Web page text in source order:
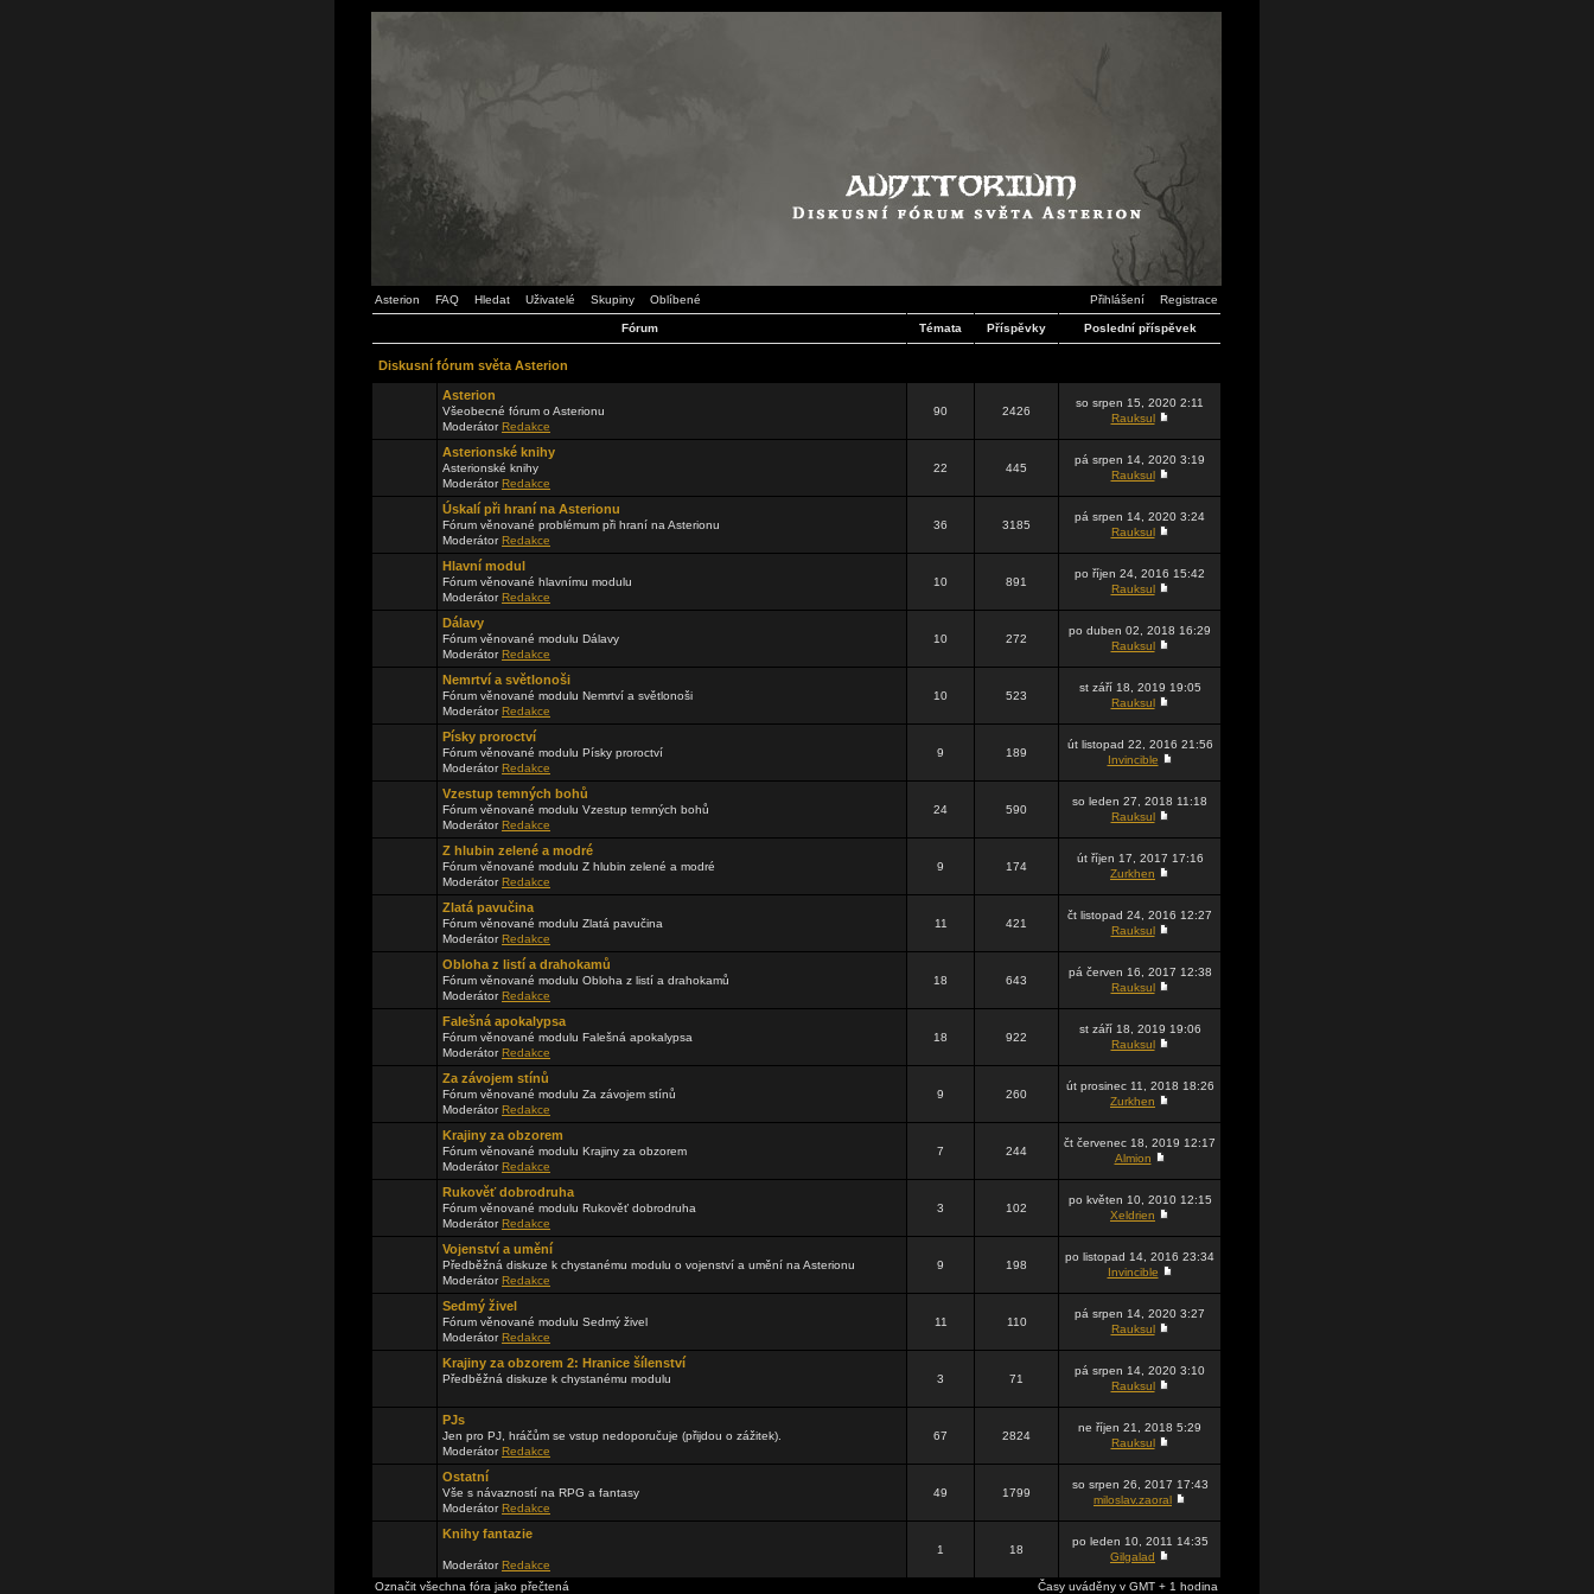
Asterion FAQ Hledat Uživatelé Skupiny Oblíbené Přihlášení Registrace
Fórum Témata Příspěvky Poslední příspěvek
Diskusní fórum světa Asterion
Asterion
Všeobecné fórum o Asterionu
ModerátorRedakce
90 2426
so srpen 15, 2020 2:11
Rauksul
Asterionské knihy
Asterionské knihy
ModerátorRedakce
22 445
pá srpen 14, 2020 3:19
Rauksul
Úskalí při hraní na Asterionu
Fórum věnované problémum při hraní na Asterionu
ModerátorRedakce
36 3185
pá srpen 14, 2020 3:24
Rauksul
Hlavní modul
Fórum věnované hlavnímu modulu
ModerátorRedakce
10 891
po říjen 24, 2016 15:42
Rauksul
Dálavy
Fórum věnované modulu Dálavy
ModerátorRedakce
10 272
po duben 02, 2018 16:29
Rauksul
Nemrtví a světlonoši
Fórum věnované modulu Nemrtví a světlonoši
ModerátorRedakce
10 523
st září 18, 2019 19:05
Rauksul
Písky proroctví
Fórum věnované modulu Písky proroctví
ModerátorRedakce
9 189
út listopad 22, 2016 21:56
Invincible
Vzestup temných bohů
Fórum věnované modulu Vzestup temných bohů
ModerátorRedakce
24 590
so leden 27, 2018 11:18
Rauksul
Z hlubin zelené a modré
Fórum věnované modulu Z hlubin zelené a modré
ModerátorRedakce
9 174
út říjen 17, 2017 17:16
Zurkhen
Zlatá pavučina
Fórum věnované modulu Zlatá pavučina
ModerátorRedakce
11 421
čt listopad 24, 2016 12:27
Rauksul
Obloha z listí a drahokamů
Fórum věnované modulu Obloha z listí a drahokamů
ModerátorRedakce
18 643
pá červen 16, 2017 12:38
Rauksul
Falešná apokalypsa
Fórum věnované modulu Falešná apokalypsa
ModerátorRedakce
18 922
st září 18, 2019 19:06
Rauksul
Za závojem stínů
Fórum věnované modulu Za závojem stínů
ModerátorRedakce
9 260
út prosinec 11, 2018 18:26
Zurkhen
Krajiny za obzorem
Fórum věnované modulu Krajiny za obzorem
ModerátorRedakce
7 244
čt červenec 18, 2019 12:17
Almion
Rukověť dobrodruha
Fórum věnované modulu Rukověť dobrodruha
ModerátorRedakce
3 102
po květen 10, 2010 12:15
Xeldrien
Vojenství a umění
Předběžná diskuze k chystanému modulu o vojenství a umění na Asterionu
ModerátorRedakce
9 198
po listopad 14, 2016 23:34
Invincible
Sedmý živel
Fórum věnované modulu Sedmý živel
ModerátorRedakce
11 110
pá srpen 14, 2020 3:27
Rauksul
Krajiny za obzorem 2: Hranice šílenství
Předběžná diskuze k chystanému modulu 3 71
pá srpen 14, 2020 3:10
Rauksul
PJs
Jen pro PJ, hráčům se vstup nedoporučuje (přijdou o zážitek).
ModerátorRedakce
67 2824
ne říjen 21, 2018 5:29
Rauksul
Ostatní
Vše s návazností na RPG a fantasy
ModerátorRedakce
49 1799
so srpen 26, 2017 17:43
miloslav.zaoral
Knihy fantazie
ModerátorRedakce
1 18
po leden 10, 2011 14:35
Gilgalad
Označit všechna fóra jako přečtená Časy uváděny v GMT + 1 hodina